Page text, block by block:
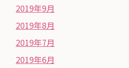
2019年9月
2019年8月
2019年7月
2019年6月